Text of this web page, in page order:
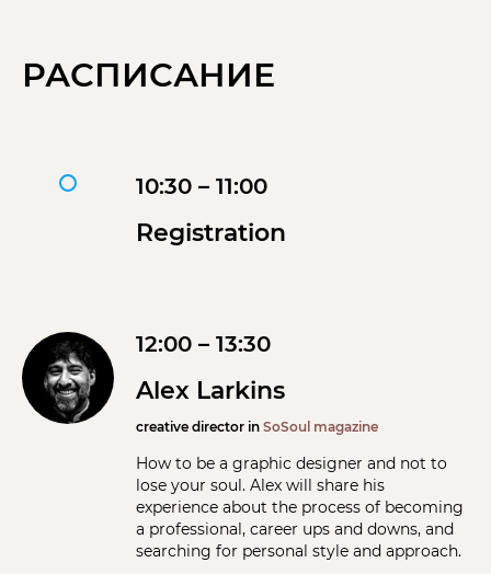
РАСПИСАНИЕ
10:30 – 11:00
Registration
12:00 – 13:30
Alex Larkins
creative director in SoSoul magazine
How to be a graphic designer and not to
lose your soul. Alex will share his
experience about the process of becoming
a professional, career ups and downs, and
searching for personal style and approach.